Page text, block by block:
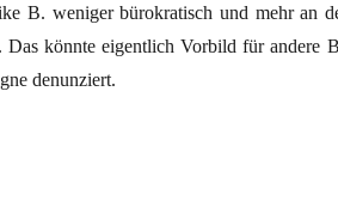
B. weniger bürokratisch und mehr an
könnte eigentlich Vorbild für andere
denunziert.